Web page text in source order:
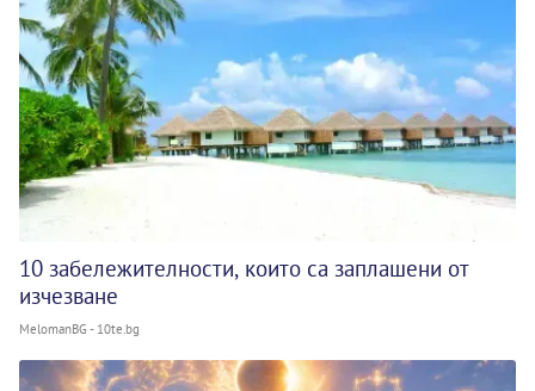
10 забележителности, които са заплашени от
изчезване
MelomanBG - 10te.bg